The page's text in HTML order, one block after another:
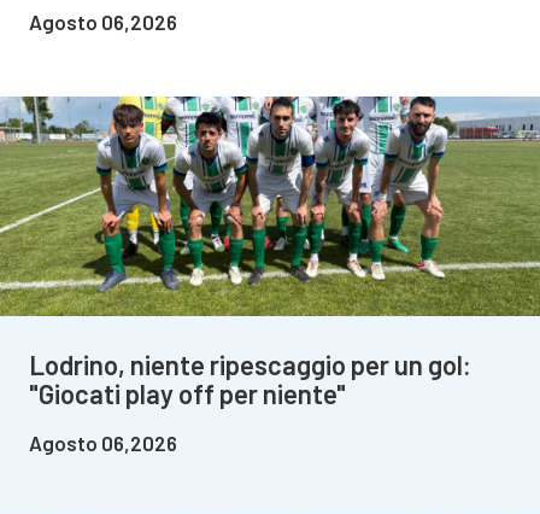
Agosto 06,2026
Lodrino, niente ripescaggio per un gol:
"Giocati play off per niente"
Agosto 06,2026